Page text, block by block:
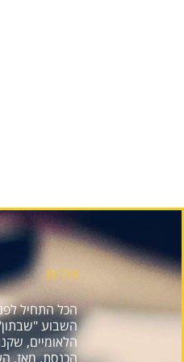
אודות
השבוע
הלאומיים,
הכנסת. מאז,